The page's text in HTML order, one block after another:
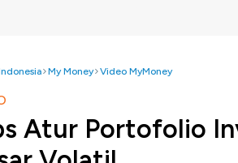
My Money Video MyMoney
Atur Portofolio